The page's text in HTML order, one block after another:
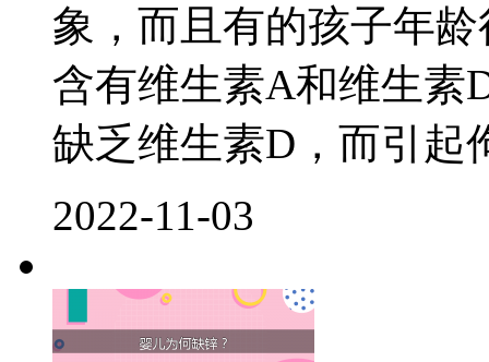
象，而且有的孩子年
含有维生素A和维生素
缺乏维生素D，而引起
2022-11-03